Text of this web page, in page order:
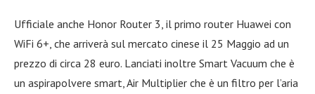
Ufficiale anche Honor Router 3, il primo router Huawei con
WiFi 6+, che arriverà sul mercato cinese il 25 Maggio ad un
prezzo di circa 28 euro. Lanciati inoltre Smart Vacuum che è
un aspirapolvere smart, Air Multiplier che è un filtro per l’aria